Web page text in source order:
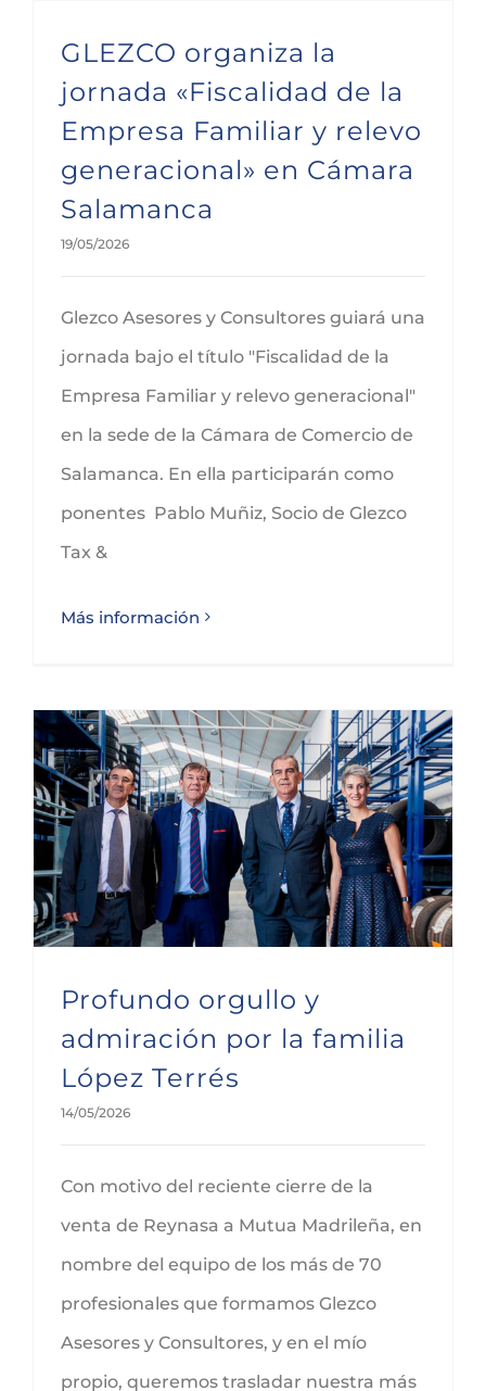
GLEZCO organiza la
jornada «Fiscalidad de la
Empresa Familiar y relevo
generacional» en Cámara
Salamanca
19/05/2026
Glezco Asesores y Consultores guiará una
jornada bajo el título "Fiscalidad de la
Empresa Familiar y relevo generacional"
en la sede de la Cámara de Comercio de
Salamanca. En ella participarán como
ponentes Pablo Muñiz, Socio de Glezco
Tax &
Más información
Profundo orgullo y
admiración por la familia
López Terrés
14/05/2026
Con motivo del reciente cierre de la
venta de Reynasa a Mutua Madrileña, en
nombre del equipo de los más de 70
profesionales que formamos Glezco
Asesores y Consultores, y en el mío
propio, queremos trasladar nuestra más